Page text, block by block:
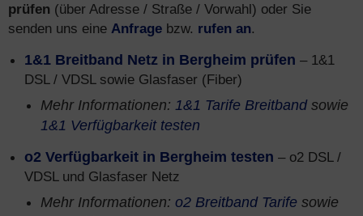
prüfen (über Adresse / Straße / Vorwahl) oder Sie
senden uns eine Anfrage bzw. rufen an.
1&1 Breitband Netz in Bergheim prüfen – 1&1
DSL / VDSL sowie Glasfaser (Fiber)
Mehr Informationen: 1&1 Tarife Breitbandsowie
1&1 Verfügbarkeit testen
o2 Verfügbarkeit in Bergheim testen – o2 DSL /
VDSL und Glasfaser Netz
Mehr Informationen: o2 Breitband Tarife sowie